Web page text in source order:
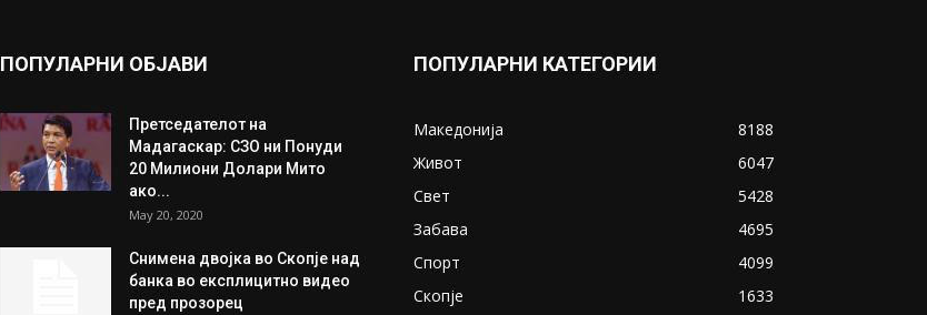
ПОПУЛАРНИ ОБЈАВИ
Претседателот на
Мадагаскар: СЗО ни Понуди
20 Милиони Долари Мито
ако...
May 20, 2020
Снимена двојка во Скопје над
банка во експлицитно видео
пред прозорец
ПОПУЛАРНИ КАТЕГОРИИ
Македонија
8188
Живот
6047
Свет
5428
Забава
4695
Спорт
4099
Скопје
1633